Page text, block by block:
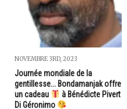
NOVEMBRE 3RD, 2023
Journée mondiale de la
gentillesse... Bondamanjak offre
un cadeau
à Bénédicte Pivert
Di Géronimo